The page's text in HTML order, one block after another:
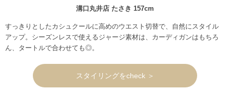
溝口丸井店 たさき 157cm
すっきりとしたカシュクールに高めのウエスト切替で、自然にスタイル
アップ。シーズンレスで使えるジャージ素材は、カーディガンはもちろ
ん、タートルで合わせても◎。
スタイリングをcheck ＞